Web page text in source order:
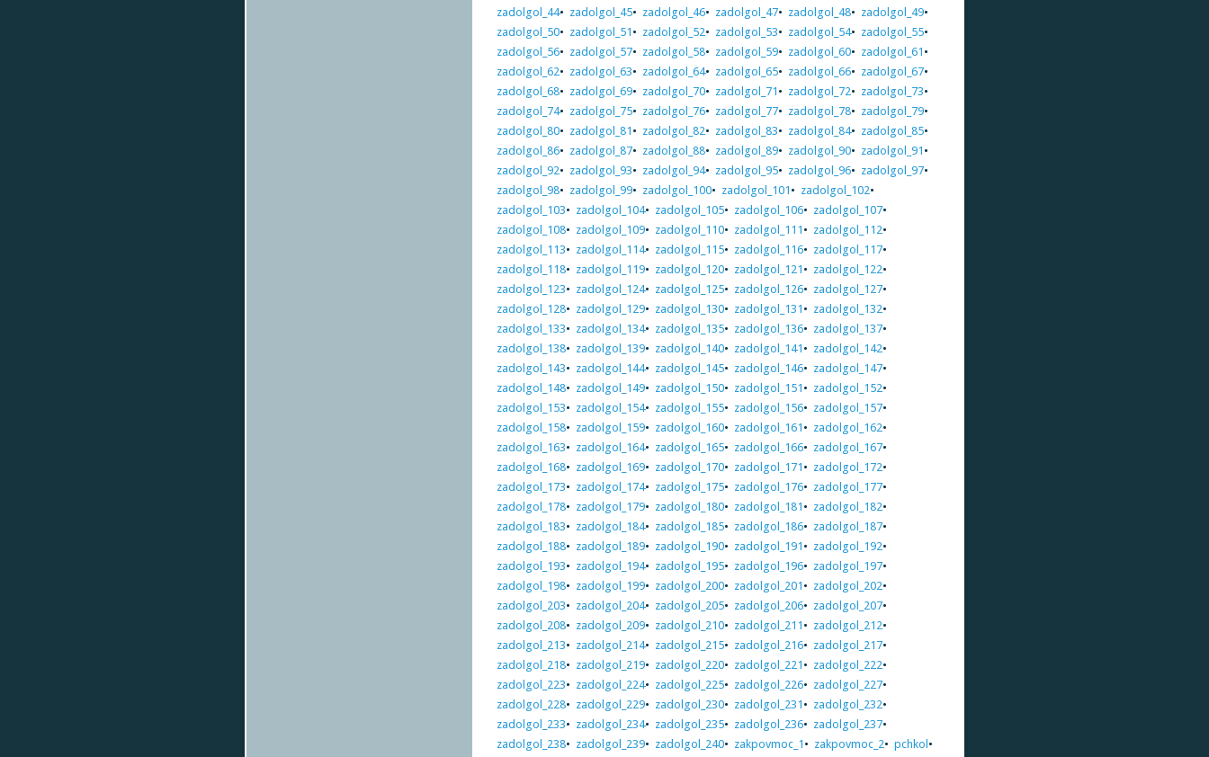
zadolgol_44• zadolgol_45• zadolgol_46• zadolgol_47• zadolgol_48• zadolgol_49•
zadolgol_50• zadolgol_51 • zadolgol_52• zadolgol_53• zadolgol_54• zadolgol_55•
zadolgol_56• zadolgol_57• zadolgol_58• zadolgol_59• zadolgol_60• zadolgol_61 •
zadolgol_62• zadolgol_63• zadolgol_64• zadolgol_65• zadolgol_66• zadolgol_67•
zadolgol_68• zadolgol_69• zadolgol_70• zadolgol_71 • zadolgol_72• zadolgol_73•
zadolgol_74• zadolgol_75• zadolgol_76• zadolgol_77• zadolgol_78• zadolgol_79•
zadolgol_80• zadolgol_81 • zadolgol_82• zadolgol_83• zadolgol_84• zadolgol_85•
zadolgol_86• zadolgol_87• zadolgol_88• zadolgol_89• zadolgol_90• zadolgol_91 •
zadolgol_92• zadolgol_93• zadolgol_94• zadolgol_95• zadolgol_96• zadolgol_97•
zadolgol_98• zadolgol_99• zadolgol_100• zadolgol_101 • zadolgol_102•
zadolgol_103• zadolgol_104• zadolgol_105• zadolgol_106• zadolgol_107•
zadolgol_108• zadolgol_109• zadolgol_110• zadolgol_111 • zadolgol_112•
zadolgol_113• zadolgol_114• zadolgol_115• zadolgol_116• zadolgol_117•
zadolgol_118• zadolgol_119• zadolgol_120• zadolgol_121 • zadolgol_122•
zadolgol_123• zadolgol_124• zadolgol_125• zadolgol_126• zadolgol_127•
zadolgol_128• zadolgol_129• zadolgol_130• zadolgol_131 • zadolgol_132•
zadolgol_133• zadolgol_134• zadolgol_135• zadolgol_136• zadolgol_137•
zadolgol_138• zadolgol_139• zadolgol_140• zadolgol_141 • zadolgol_142•
zadolgol_143• zadolgol_144• zadolgol_145• zadolgol_146• zadolgol_147•
zadolgol_148• zadolgol_149• zadolgol_150• zadolgol_151 • zadolgol_152•
zadolgol_153• zadolgol_154• zadolgol_155• zadolgol_156• zadolgol_157•
zadolgol_158• zadolgol_159• zadolgol_160• zadolgol_161 • zadolgol_162•
zadolgol_163• zadolgol_164• zadolgol_165• zadolgol_166• zadolgol_167•
zadolgol_168• zadolgol_169• zadolgol_170• zadolgol_171 • zadolgol_172•
zadolgol_173• zadolgol_174• zadolgol_175• zadolgol_176• zadolgol_177•
zadolgol_178• zadolgol_179• zadolgol_180• zadolgol_181 • zadolgol_182•
zadolgol_183• zadolgol_184• zadolgol_185• zadolgol_186• zadolgol_187•
zadolgol_188• zadolgol_189• zadolgol_190• zadolgol_191 • zadolgol_192•
zadolgol_193• zadolgol_194• zadolgol_195• zadolgol_196• zadolgol_197•
zadolgol_198• zadolgol_199• zadolgol_200• zadolgol_201 • zadolgol_202•
zadolgol_203• zadolgol_204• zadolgol_205• zadolgol_206• zadolgol_207•
zadolgol_208• zadolgol_209• zadolgol_210• zadolgol_211 • zadolgol_212•
zadolgol_213• zadolgol_214• zadolgol_215• zadolgol_216• zadolgol_217•
zadolgol_218• zadolgol_219• zadolgol_220• zadolgol_221 • zadolgol_222•
zadolgol_223• zadolgol_224• zadolgol_225• zadolgol_226• zadolgol_227•
zadolgol_228• zadolgol_229• zadolgol_230• zadolgol_231 • zadolgol_232•
zadolgol_233• zadolgol_234• zadolgol_235• zadolgol_236• zadolgol_237•
zadolgol_238• zadolgol_239• zadolgol_240• zakpovmoc_1 • zakpovmoc_2• pchkol •